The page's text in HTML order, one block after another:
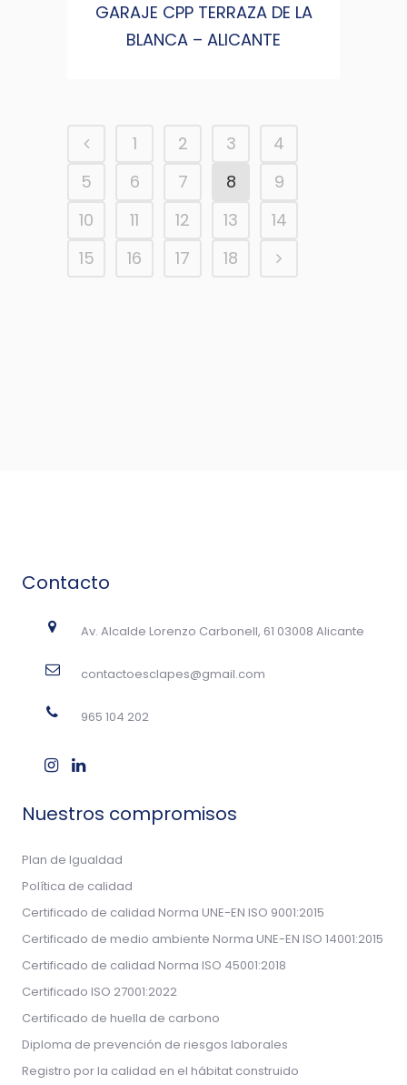
GARAJE CPP TERRAZA DE LA
BLANCA – ALICANTE
1 2 3
4
5
6 7 8
9
10
11 12 13
14
15
16 17 18
Contacto
Av. Alcalde Lorenzo Carbonell, 61 03008 Alicante
contactoesclapes@gmail.com
965 104 202
Nuestros compromisos
Plan de Igualdad
Política de calidad
Certificado de calidad Norma UNE-EN ISO 9001:2015
Certificado de medio ambiente Norma UNE-EN ISO 14001:2015
Certificado de calidad Norma ISO 45001:2018
Certificado ISO 27001:2022
Certificado de huella de carbono
Diploma de prevención de riesgos laborales
Registro por la calidad en el hábitat construido